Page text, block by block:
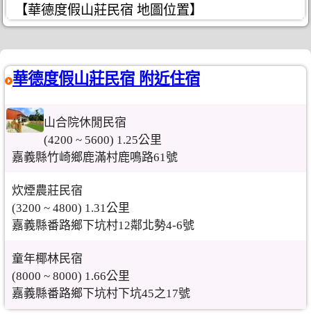
【華德度假山莊民宿 地圖位置】
華德度假山莊民宿 附近住宿
山合院休閒民宿
(4200 ~ 5600) 1.25公里
嘉義縣竹崎鄉鹿滿村鹿鳴路61號
炊煙農莊民宿
(3200 ~ 4800) 1.31公里
嘉義縣番路鄉下坑村12鄰北勢4-6號
童年椰林民宿
(8000 ~ 8000) 1.66公里
嘉義縣番路鄉下坑村下坑45之17號